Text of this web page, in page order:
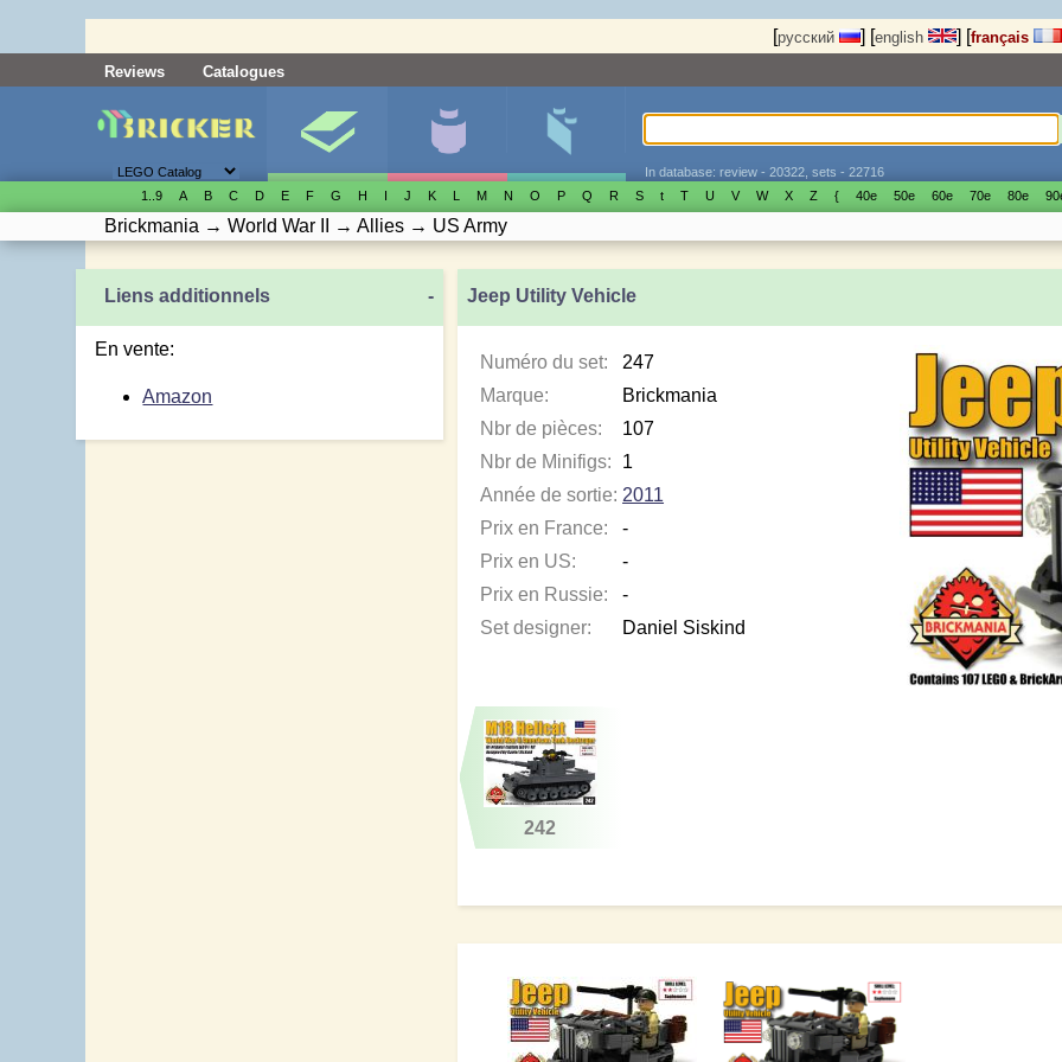
[русский ] [english ] [français
Reviews
Catalogues
In database: review - 20322, sets - 22716
1..9
A B C D E F G H I J K L M N O P Q R S t T U V W X Z { 40е 50е 60е 70е 80е
Brickmania → World War II → Allies → US Army
Jeep Utility Vehicle
Numéro du set:
247
Marque:
Brickmania
Nbr de pièces:
107
Nbr de Minifigs:
1
Année de sortie: 2011
Prix en France:
-
Prix en US:
-
Prix en Russie:
-
Set designer:
Daniel Siskind
242
Liens additionnels -
En vente:
Amazon